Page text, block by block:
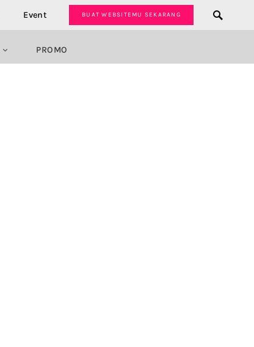
Event BUAT WEBSITEMU SEKARANG
PROMO